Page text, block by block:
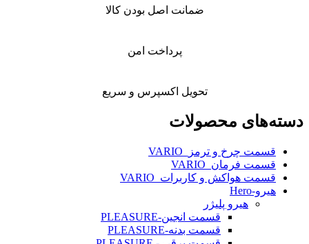
ضمانت اصل بودن کالا
پرداخت امن
تحویل اکسپرس و سریع
دسته‌های محصولات
قسمت چرخ و ترمز_VARIO
قسمت فرمان_VARIO
قسمت هواکش و کاربرات_VARIO
هیرو-Hero
هیرو پلیژر
قسمت انجین-PLEASURE
قسمت بدنه-PLEASURE